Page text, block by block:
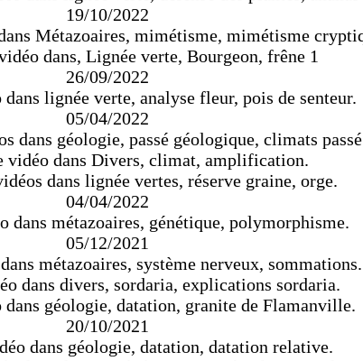
19/10/2022
Métazoaires, mimétisme, mimétisme
dans, Lignée verte, Bourgeon, frêne 1
26/09/2022
lignée verte, analyse fleur, pois de senteur.
05/04/2022
dans géologie, passé géologique, climats
vidéo dans Divers, climat, amplification.
dans lignée vertes, réserve graine, orge.
04/04/2022
dans métazoaires, génétique, polymorphisme.
05/12/2021
métazoaires, système nerveux, sommations.
dans divers, sordaria, explications sordaria.
géologie, datation, granite de Flamanville.
20/10/2021
dans géologie, datation, datation relative.